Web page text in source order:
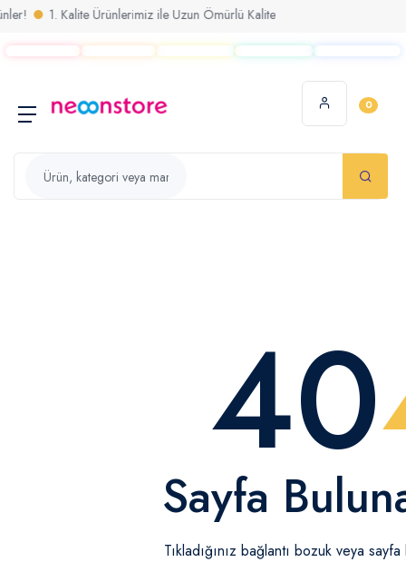
1. Kalite Ürünlerimiz ile Uzun Ömürlü Kalite
0
40
Sayfa
Tıkladığınız bağlantı bozuk veya sayfa